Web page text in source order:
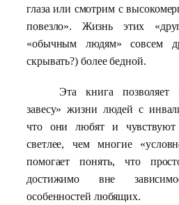
глаза или смотрим с
повезло». Жизнь этих
«обычным людям» совсем
скрывать?) более бедной.
Эта книга позволяет
завесу» жизни людей с
что они любят и чувствуют
светлее, чем многие
помогает понять, что
достижимо вне
особенностей любящих.